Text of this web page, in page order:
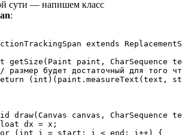
сути — напишем класс
:
extends